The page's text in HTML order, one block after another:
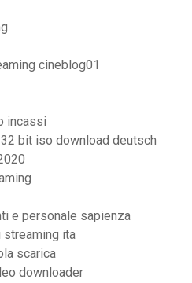
cineblog01
incassi
bit iso download deutsch
e personale sapienza
ita
scarica
downloader